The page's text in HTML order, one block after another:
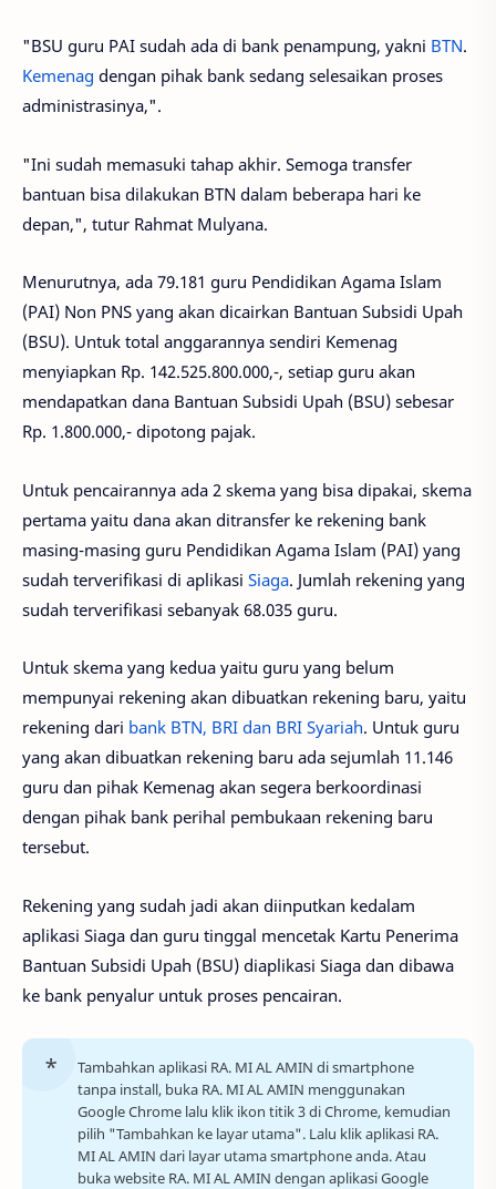
"BSU guru PAI sudah ada di bank penampung, yakni BTN.
Kemenag dengan pihak bank sedang selesaikan proses
administrasinya,".
"Ini sudah memasuki tahap akhir. Semoga transfer
bantuan bisa dilakukan BTN dalam beberapa hari ke
depan,", tutur Rahmat Mulyana.
Menurutnya, ada 79.181 guru Pendidikan Agama Islam
(PAI) Non PNS yang akan dicairkan Bantuan Subsidi Upah
(BSU). Untuk total anggarannya sendiri Kemenag
menyiapkan Rp. 142.525.800.000,-, setiap guru akan
mendapatkan dana Bantuan Subsidi Upah (BSU) sebesar
Rp. 1.800.000,- dipotong pajak.
Untuk pencairannya ada 2 skema yang bisa dipakai, skema
pertama yaitu dana akan ditransfer ke rekening bank
masing-masing guru Pendidikan Agama Islam (PAI) yang
sudah terverifikasi di aplikasi Siaga. Jumlah rekening yang
sudah terverifikasi sebanyak 68.035 guru.
Untuk skema yang kedua yaitu guru yang belum
mempunyai rekening akan dibuatkan rekening baru, yaitu
rekening dari bank BTN, BRI dan BRI Syariah. Untuk guru
yang akan dibuatkan rekening baru ada sejumlah 11.146
guru dan pihak Kemenag akan segera berkoordinasi
dengan pihak bank perihal pembukaan rekening baru
tersebut.
Rekening yang sudah jadi akan diinputkan kedalam
aplikasi Siaga dan guru tinggal mencetak Kartu Penerima
Bantuan Subsidi Upah (BSU) diaplikasi Siaga dan dibawa
ke bank penyalur untuk proses pencairan.
Tambahkan aplikasi RA. MI AL AMIN di smartphone
tanpa install, buka RA. MI AL AMIN menggunakan
Google Chrome lalu klik ikon titik 3 di Chrome, kemudian
pilih "Tambahkan ke layar utama". Lalu klik aplikasi RA.
MI AL AMIN dari layar utama smartphone anda. Atau
buka website RA. MI AL AMIN dengan aplikasi Google